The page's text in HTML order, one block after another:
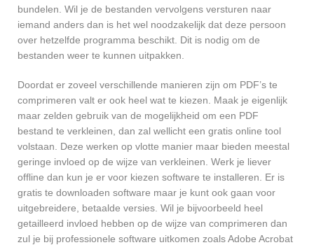
bundelen. Wil je de bestanden vervolgens versturen naar
iemand anders dan is het wel noodzakelijk dat deze persoon
over hetzelfde programma beschikt. Dit is nodig om de
bestanden weer te kunnen uitpakken.
Doordat er zoveel verschillende manieren zijn om PDF’s te
comprimeren valt er ook heel wat te kiezen. Maak je eigenlijk
maar zelden gebruik van de mogelijkheid om een PDF
bestand te verkleinen, dan zal wellicht een gratis online tool
volstaan. Deze werken op vlotte manier maar bieden meestal
geringe invloed op de wijze van verkleinen. Werk je liever
offline dan kun je er voor kiezen software te installeren. Er is
gratis te downloaden software maar je kunt ook gaan voor
uitgebreidere, betaalde versies. Wil je bijvoorbeeld heel
getailleerd invloed hebben op de wijze van comprimeren dan
zul je bij professionele software uitkomen zoals Adobe Acrobat